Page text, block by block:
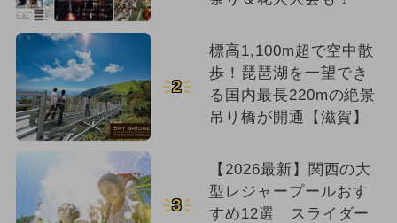
2
標高1,100m超で空中散
歩！琵琶湖を一望でき
る国内最長220mの絶景
吊り橋が開通【滋賀】
3
【2026最新】関西の大
型レジャープールおす
すめ12選 スライダー